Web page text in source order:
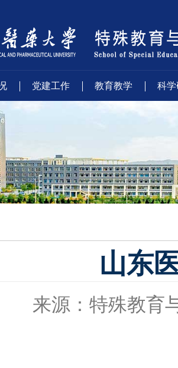
党建工作 教育教学 科
山东
来源：特殊教育